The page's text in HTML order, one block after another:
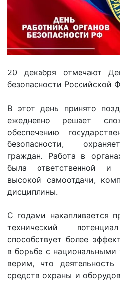
20 декабря отмечают
безопасности Российской
В этот день принято
ежедневно решает
обеспечению
безопасности,
граждан. Работа в
была ответственной и
высокой самоотдачи,
дисциплины.
С годами накапливается
технический
способствует более
в борьбе с
верим, что деятельность
средств охраны и